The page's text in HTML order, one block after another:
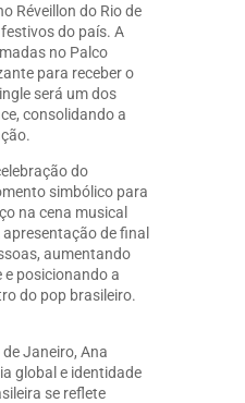
Réveillon do Rio de
do país. A
no Palco
para receber o
será um dos
consolidando a
do
simbólico para
na cena musical
de final
aumentando
e posicionando a
do pop brasileiro.
Janeiro, Ana
global e identidade
se reflete